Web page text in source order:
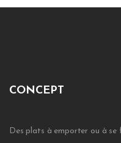
CONCEPT
Des plats à emporter ou à se